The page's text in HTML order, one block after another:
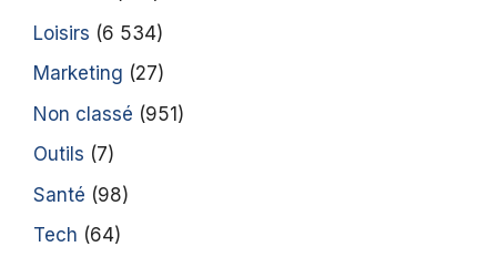
Loisirs (6 534)
Marketing (27)
Non classé (951)
Outils (7)
Santé (98)
Tech (64)